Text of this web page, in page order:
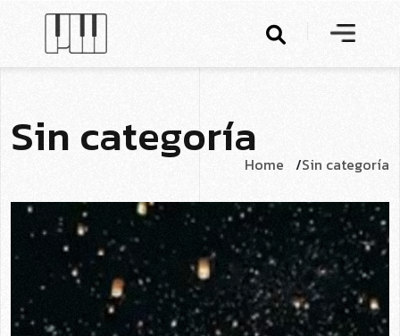
Sin categoríaHome Sin categoría